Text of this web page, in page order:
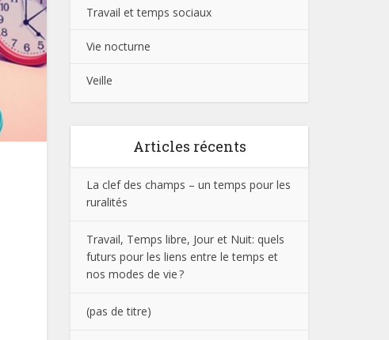
Travail et temps sociaux
Vie nocturne
Veille
Articles récents
La clef des champs – un temps pour les
ruralités
Travail, Temps libre, Jour et Nuit: quels
futurs pour les liens entre le temps et
nos modes de vie ?
(pas de titre)